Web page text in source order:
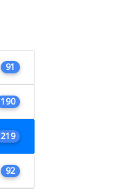
91
190
219
92